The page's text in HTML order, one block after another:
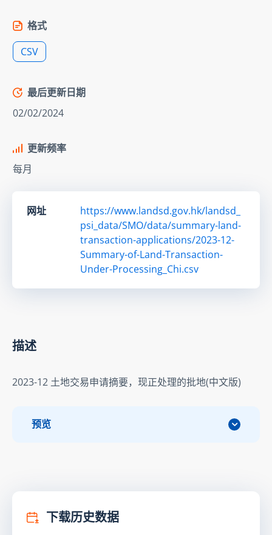
格式
CSV
最后更新日期
02/02/2024
更新频率
每月
网址
https://www.landsd.gov.hk/landsd_
psi_data/SMO/data/summary-land-
transaction-applications/2023-12-
Summary-of-Land-Transaction-
Under-Processing_Chi.csv
描述
2023-12 土地交易申请摘要，现正处理的批地(中文版)
预览
下载历史数据